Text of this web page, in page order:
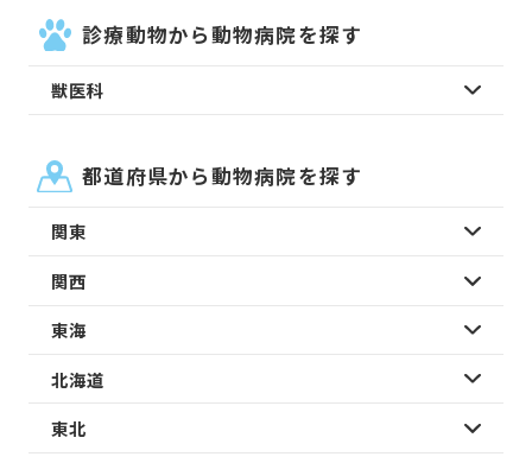
診療動物から動物病院を探す
獣医科
都道府県から動物病院を探す
関東
関西
東海
北海道
東北